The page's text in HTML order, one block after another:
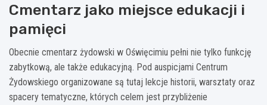
Cmentarz jako miejsce edukacji i
pamięci
Obecnie cmentarz żydowski w Oświęcimiu pełni nie tylko funkcję
zabytkową, ale także edukacyjną. Pod auspicjami Centrum
Żydowskiego organizowane są tutaj lekcje historii, warsztaty oraz
spacery tematyczne, których celem jest przybliżenie